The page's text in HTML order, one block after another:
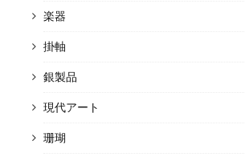
楽器
掛軸
銀製品
現代アート
珊瑚